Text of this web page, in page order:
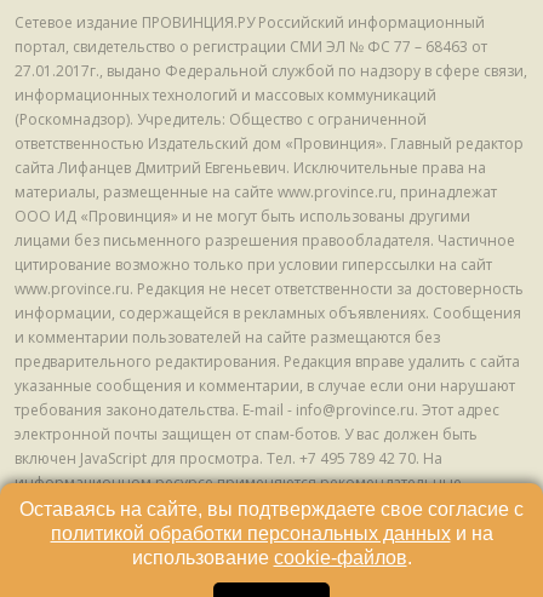
Сетевое издание ПРОВИНЦИЯ.РУ Российский информационный
портал, свидетельство о регистрации СМИ ЭЛ № ФС 77 – 68463 от
27.01.2017г., выдано Федеральной службой по надзору в сфере связи,
информационных технологий и массовых коммуникаций
(Роскомнадзор). Учредитель: Общество с ограниченной
ответственностью Издательский дом «Провинция». Главный редактор
сайта Лифанцев Дмитрий Евгеньевич. Исключительные права на
материалы, размещенные на сайте www.province.ru, принадлежат
ООО ИД «Провинция» и не могут быть использованы другими
лицами без письменного разрешения правообладателя. Частичное
цитирование возможно только при условии гиперссылки на сайт
www.province.ru. Редакция не несет ответственности за достоверность
информации, содержащейся в рекламных объявлениях. Сообщения
и комментарии пользователей на сайте размещаются без
предварительного редактирования. Редакция вправе удалить с сайта
указанные сообщения и комментарии, в случае если они нарушают
требования законодательства. E-mail - info@province.ru. Этот адрес
электронной почты защищен от спам-ботов. У вас должен быть
включен JavaScript для просмотра. Tел. +7 495 789 42 70. На
информационном ресурсе применяются рекомендательные
технологии (информационные технологии предоставления
информации на основе сбора, систематизации и анализа сведений,
относящихся к предпочтениям пользователей сети "Интернет",
находящихся на территории Российской Федерации) © ООО ИД
Оставаясь на сайте, вы подтверждаете свое согласие с
политикой обработки персональных данныхи на
использование cookie-файлов.